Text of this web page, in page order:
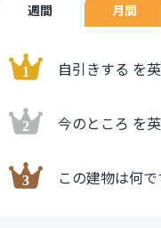
週間 月間
自引きする を
今のところ を
この建物は何